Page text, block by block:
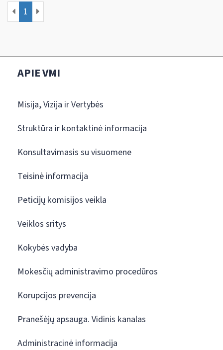
1
APIE VMI
Misija, Vizija ir Vertybės
Struktūra ir kontaktinė informacija
Konsultavimasis su visuomene
Teisinė informacija
Peticijų komisijos veikla
Veiklos sritys
Kokybės vadyba
Mokesčių administravimo procedūros
Korupcijos prevencija
Pranešėjų apsauga. Vidinis kanalas
Administracinė informacija